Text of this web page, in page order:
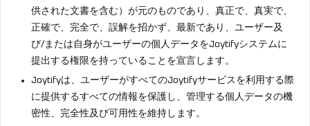
供された文書を含む）が元のものであり、真正で、真実で、
正確で、完全で、誤解を招かず、最新であり、ユーザー及
び/または自身がユーザーの個人データをJoytifyシステムに
提出する権限を持っていることを宣言します。
Joytifyは、ユーザーがすべてのJoytifyサービスを利用する際
に提供するすべての情報を保護し、管理する個人データの機
密性、完全性及び可用性を維持します。